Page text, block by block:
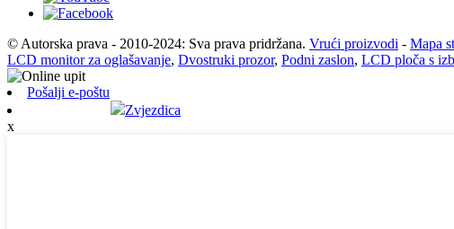
© Autorska prava - 2010-2024: Sva prava pridržana. Vrući proizvodi - Mapa
LCD monitor za oglašavanje, Dvostruki prozor, Podni zaslon, LCD ploča s
Pošalji e-poštu
Zvjezdica
x